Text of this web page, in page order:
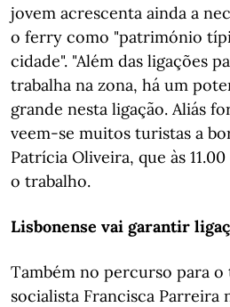
jovem acrescenta ainda a
o ferry como "património
cidade". "Além das ligações
trabalha na zona, há um
grande nesta ligação. Aliás
veem-se muitos turistas a
Patrícia Oliveira, que às
o trabalho.
Lisbonense vai garantir
Também no percurso para
socialista Francisca Parreira